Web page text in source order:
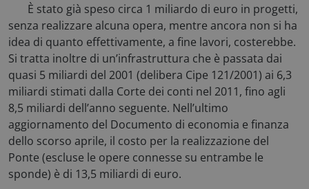
È stato già speso circa 1 miliardo di euro in progetti,
senza realizzare alcuna opera, mentre ancora non si ha
idea di quanto effettivamente, a fine lavori, costerebbe.
Si tratta inoltre di un’infrastruttura che è passata dai
quasi 5 miliardi del 2001 (delibera Cipe 121/2001) ai 6,3
miliardi stimati dalla Corte dei conti nel 2011, fino agli
8,5 miliardi dell’anno seguente. Nell’ultimo
aggiornamento del Documento di economia e finanza
dello scorso aprile, il costo per la realizzazione del
Ponte (escluse le opere connesse su entrambe le
sponde) è di 13,5 miliardi di euro.
__cf_bm
Cloudflare Inc.
.hubspot.com
x-ms-cpim-
cache|yzmutroz00mpsyvmlz7hra_0
.access.consulcesi.it